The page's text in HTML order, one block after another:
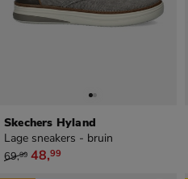
Skechers Hyland
Lage sneakers - bruin
van € 69,99 voor € 48,99
69,99 48,99